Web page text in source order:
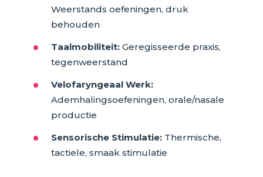
Weerstands oefeningen, druk
behouden
Taalmobiliteit:Geregisseerde praxis,
tegenweerstand
Velofaryngeaal Werk:
Ademhalingsoefeningen, orale/nasale
productie
Sensorische Stimulatie:Thermische,
tactiele, smaak stimulatie